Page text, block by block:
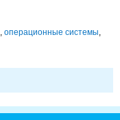
операционные системы